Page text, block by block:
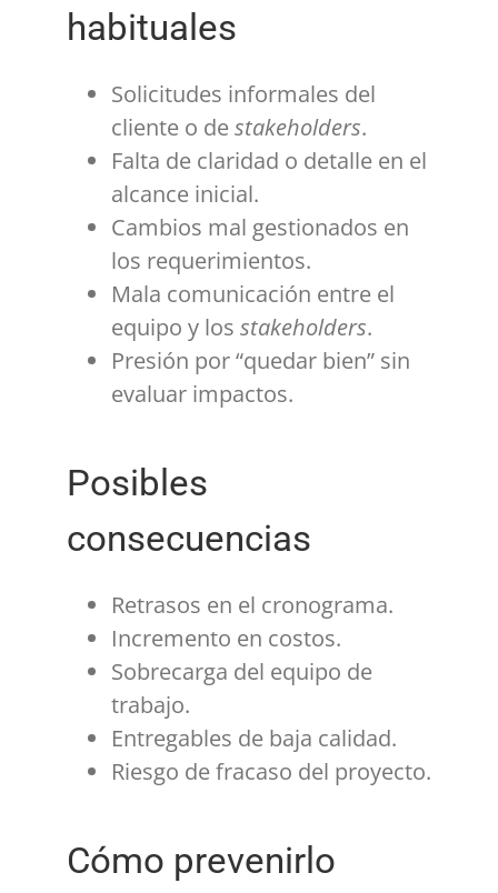
habituales
Solicitudes informales del
cliente o destakeholders.
Falta de claridad o detalle en el
alcance inicial.
Cambios mal gestionados en
los requerimientos.
Mala comunicación entre el
equipo y los stakeholders.
Presión por “quedar bien” sin
evaluar impactos.
Posibles
consecuencias
Retrasos en el cronograma.
Incremento en costos.
Sobrecarga del equipo de
trabajo.
Entregables de baja calidad.
Riesgo de fracaso del proyecto.
Cómo prevenirlo